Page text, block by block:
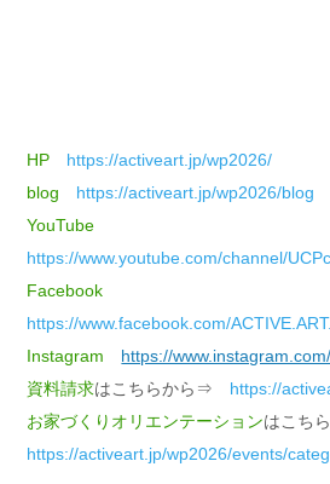
HP
https://activeart.jp/wp2026/
blog
https://activeart.jp/wp2026/blog
YouTube
https://www.youtube.com/channel/
Facebook
https://www.facebook.com/
Instagram
https://
資料請求はこちらから⇒ https://
お家づくりオリエンテーションはこち
https://activeart.jp/wp2026/events/